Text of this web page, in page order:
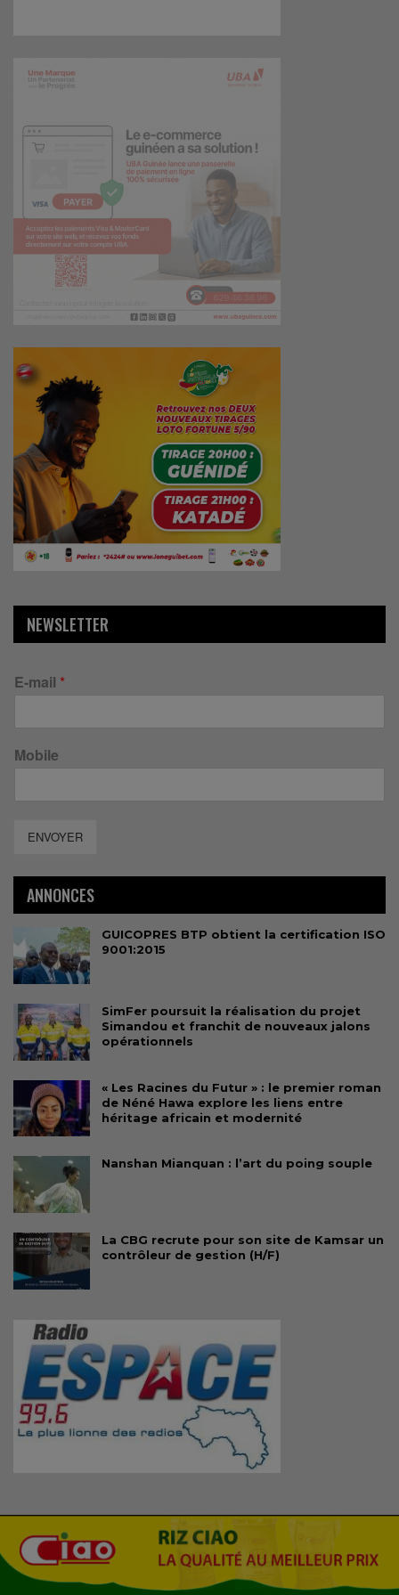
NEWSLETTER
E-mail *
Mobile
ENVOYER
ANNONCES
GUICOPRES BTP obtient la certification ISO
9001:2015
SimFer poursuit la réalisation du projet
Simandou et franchit de nouveaux jalons
opérationnels
« Les Racines du Futur » : le premier roman
de Néné Hawa explore les liens entre
héritage africain et modernité
Nanshan Mianquan : l’art du poing souple
La CBG recrute pour son site de Kamsar un
contrôleur de gestion (H/F)